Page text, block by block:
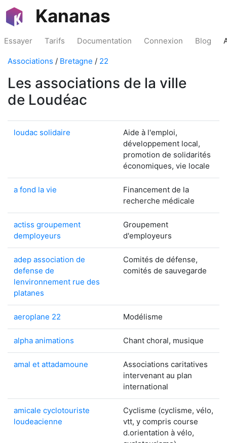
Kananas
Essayer Tarifs Documentation Connexion Blog
Associations / Bretagne / 22
Les associations de la ville
de Loudéac
loudac solidaire
Aide à l'emploi,
développement local,
promotion de solidarités
économiques, vie locale
a fond la vie
Financement de la
recherche médicale
actiss groupement
demployeurs
Groupement
d'employeurs
adep association de
defense de
lenvironnement rue des
platanes
Comités de défense,
comités de sauvegarde
aeroplane 22 Modélisme
alpha animations Chant choral, musique
amal et attadamoune
Associations caritatives
intervenant au plan
international
amicale cyclotouriste
loudeacienne
Cyclisme (cyclisme, vélo,
vtt, y compris course
d.orientation à vélo,